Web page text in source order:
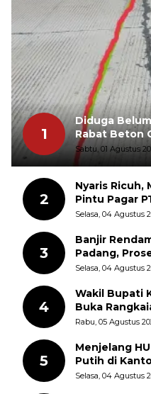
1
Diduga
Rabat Beton
Sudah Pecah
Sabtu, 01 Agustus
2
Nyaris Ricuh,
Pintu Pagar
Selasa, 04 Agustus
3
Banjir
Padang,
Berlangsung
Selasa, 04 Agustus
4
Wakil Bupati
Buka
Kemerdekaan
Rabu, 05 Agustus
5
Menjelang
Putih di
Disorot
Selasa, 04 Agustus